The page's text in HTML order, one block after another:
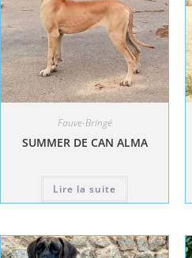
Fauve-Bringé
SUMMER DE CAN ALMA
Lire la suite